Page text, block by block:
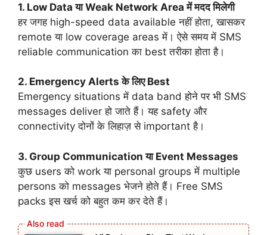
1. Low Data या Weak Network Area में मदद मिलेगी
हर जगह high-speed data available नहीं होता, खासकर
remote या low coverage areas में। ऐसे समय में SMS
reliable communication का best तरीका होता है।
2. Emergency Alerts के लिए Best
Emergency situations में data band होने पर भी SMS
messages deliver हो जाते हैं। यह safety और
connectivity दोनों के लिहाज़ से important है।
3. Group Communication या Event Messages
कुछ users को work या personal groups में multiple
persons को messages भेजने होते हैं। Free SMS
packs इस खर्च को बहुत कम कर देते हैं।